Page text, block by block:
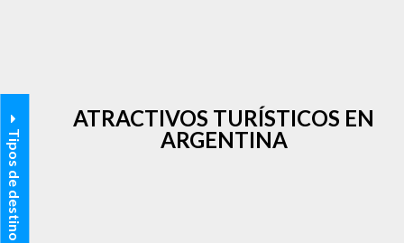
Tipos de destino
ATRACTIVOS TURÍSTICOS EN
ARGENTINA